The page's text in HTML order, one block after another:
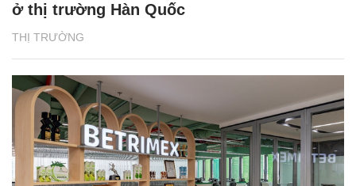
THỊ TRƯỜNG
ở thị trường Hàn Quốc